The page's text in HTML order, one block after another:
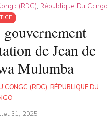
(RDC), République Du Congo
de Jean de
Mulumba
CONGO (RDC), RÉPUBLIQUE DU
31, 2025